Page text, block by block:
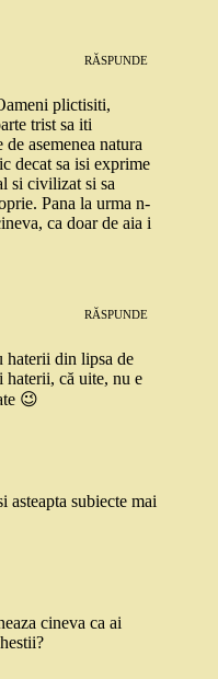
RĂSPUNDE
plictisiti,
trist sa iti
asemenea natura
decat sa isi exprime
si civilizat si sa
Pana la urma n-
ca doar de aia i
RĂSPUNDE
haterii din lipsa de
haterii, că uite, nu e
😉
asteapta subiecte mai
cineva ca ai